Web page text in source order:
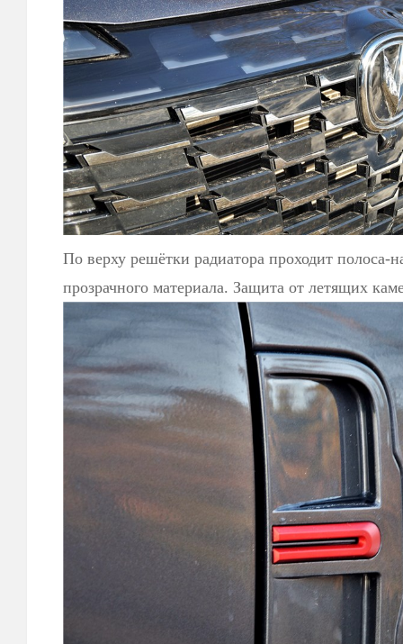
По верху решётки радиатора проходит полоса-
прозрачного материала. Защита от летящих